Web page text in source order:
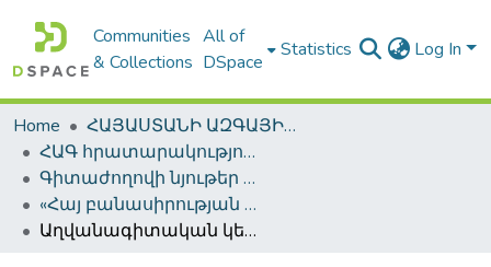
Communities
& Collections
All of
DSpace
Statistics Log In
Home
ՀԱՅԱՍՏԱՆԻ ԱԶԳԱՅԻՆ ԳՐԱԴԱՐԱՆԻ ԹՎԱՅԻՆ ՊԱՀՈՑ / DIGITAL REPOSITORY OF NLA
ՀԱԳ հրատարակություններ / NLA Publications
Գիտաժողովի նյութեր / Conference Proceedings
«Հայ բանասիրության հեռանկարները» միջազգային գիտաժողով
Աղվանագիտական կեղծիքները եվ հայագիտության արձագանքները